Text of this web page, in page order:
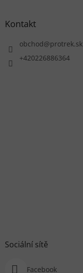
Kontakt
obchod@protrek.sk
+420226886364
Sociální sítě
Facebook